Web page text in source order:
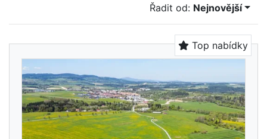
Řadit od: Nejnovější
Top nabídky